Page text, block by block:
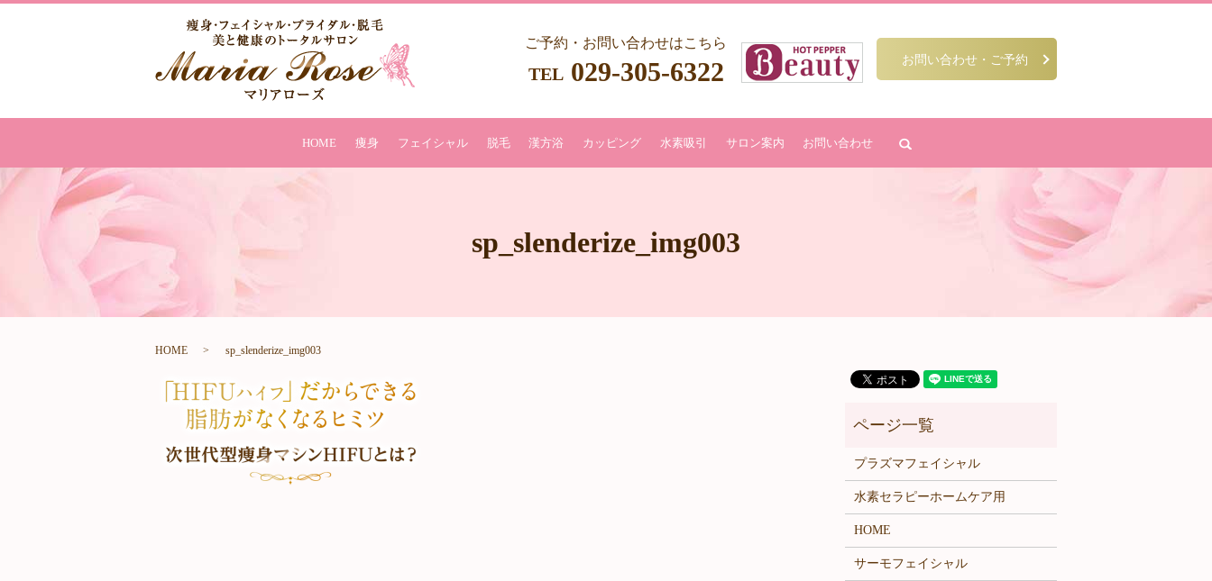
ご予約・お問い合わせはこちら
TEL029-305-6322 お問い合わせ・ご予約
HOME 痩身 フェイシャル 脱毛 漢方浴 カッピング 水素吸引 サロン案内 お問い合わせ
sp_slenderize_img003
HOME sp_slenderize_img003
プラズマフェイシャル
水素セラピーホームケア用
HOME
サーモフェイシャル